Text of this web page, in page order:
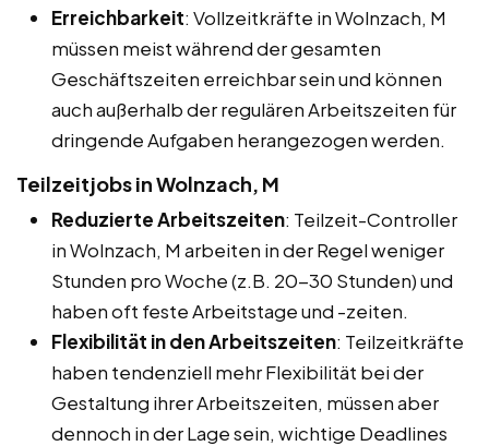
Erreichbarkeit: Vollzeitkräfte in Wolnzach, M
müssen meist während der gesamten
Geschäftszeiten erreichbar sein und können
auch außerhalb der regulären Arbeitszeiten für
dringende Aufgaben herangezogen werden.
Teilzeitjobs in Wolnzach, M
Reduzierte Arbeitszeiten: Teilzeit-Controller
in Wolnzach, M arbeiten in der Regel weniger
Stunden pro Woche (z.B. 20-30 Stunden) und
haben oft feste Arbeitstage und -zeiten.
Flexibilität in den Arbeitszeiten: Teilzeitkräfte
haben tendenziell mehr Flexibilität bei der
Gestaltung ihrer Arbeitszeiten, müssen aber
dennoch in der Lage sein, wichtige Deadlines